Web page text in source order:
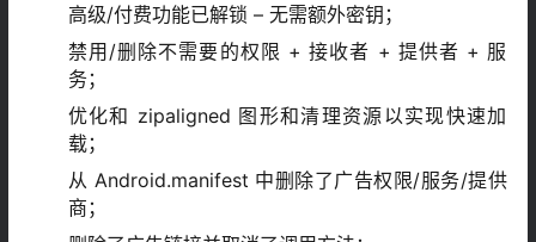
高级/付费功能已解锁 – 无需额外密钥；
禁用/删除不需要的权限 + 接收者 + 提供者 + 服
务；
优化和 zipaligned 图形和清理资源以实现快速加
载；
从 Android.manifest 中删除了广告权限/服务/提供
商；